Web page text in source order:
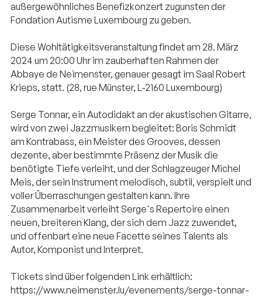
außergewöhnliches Benefizkonzert zugunsten der
Fondation Autisme Luxembourg zu geben.
Diese Wohltätigkeitsveranstaltung findet am 28. März
2024 um 20:00 Uhr im zauberhaften Rahmen der
Abbaye de Neimenster, genauer gesagt im Saal Robert
Krieps, statt. (28, rue Münster, L-2160 Luxembourg)
Serge Tonnar, ein Autodidakt an der akustischen Gitarre,
wird von zwei Jazzmusikern begleitet: Boris Schmidt
am Kontrabass, ein Meister des Grooves, dessen
dezente, aber bestimmte Präsenz der Musik die
benötigte Tiefe verleiht, und der Schlagzeuger Michel
Meis, der sein Instrument melodisch, subtil, verspielt und
voller Überraschungen gestalten kann. Ihre
Zusammenarbeit verleiht Serge's Repertoire einen
neuen, breiteren Klang, der sich dem Jazz zuwendet,
und offenbart eine neue Facette seines Talents als
Autor, Komponist und Interpret.
Tickets sind über folgenden Link erhältlich:
https://www.neimenster.lu/evenements/serge-tonnar-